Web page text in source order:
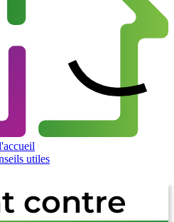
utiles
contre